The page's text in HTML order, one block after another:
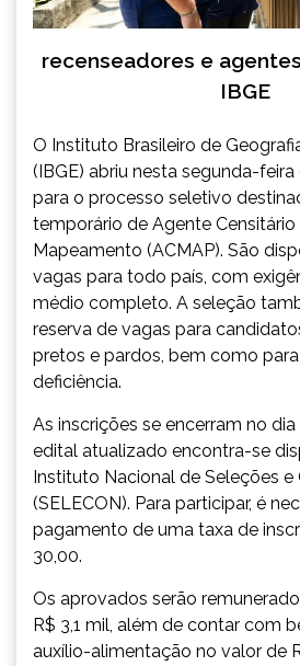
recenseadores e
IBGE
O Instituto Brasileiro de
(IBGE) abriu nesta segunda-feira
para o processo seletivo
temporário de Agente Censitário
Mapeamento (ACMAP). São
vagas para todo país, com
médio completo. A seleção
reserva de vagas para
pretos e pardos, bem como
deficiência.
As inscrições se encerram no
edital atualizado encontra-se
Instituto Nacional de Seleções e
(SELECON). Para participar, é
pagamento de uma taxa de
30,00.
Os aprovados serão
R$ 3,1 mil, além de contar com
auxílio-alimentação no valor de